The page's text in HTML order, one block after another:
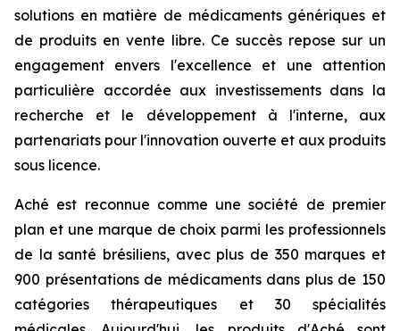
solutions en matière de médicaments génériques et
de produits en vente libre. Ce succès repose sur un
engagement envers l'excellence et une attention
particulière accordée aux investissements dans la
recherche et le développement à l'interne, aux
partenariats pour l'innovation ouverte et aux produits
sous licence.
Aché est reconnue comme une société de premier
plan et une marque de choix parmi les professionnels
de la santé brésiliens, avec plus de 350 marques et
900 présentations de médicaments dans plus de 150
catégories thérapeutiques et 30 spécialités